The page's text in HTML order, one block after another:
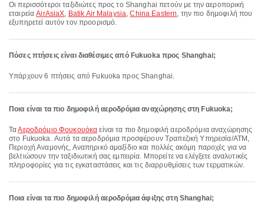
Οι περισσότεροι ταξιδιώτες προς το Shanghai πετούν με την αεροπορική
εταιρείαAirAsiaX, Batik Air Malaysia,China Eastern, την πιο δημοφιλή που
εξυπηρετεί αυτόν τον προορισμό.
Πόσες πτήσεις είναι διαθέσιμες από Fukuoka προς Shanghai;
Υπάρχουν 6 πτήσεις από Fukuoka προς Shanghai.
Ποια είναι τα πιο δημοφιλή αεροδρόμια αναχώρησης στη Fukuoka;
ΤαΑεροδρόμιο Φουκουόκα είναι τα πιο δημοφιλή αεροδρόμια αναχώρησης
στο Fukuoka. Αυτά τα αεροδρόμια προσφέρουν Τραπεζική Υπηρεσία/ΑΤΜ,
Περιοχή Αναμονής, Αναπηρικό αμαξίδιο και πολλές ακόμη παροχές για να
βελτιώσουν την ταξιδιωτική σας εμπειρία. Μπορείτε να ελέγξετε αναλυτικές
πληροφορίες για τις εγκαταστάσεις και τις διαρρυθμίσεις των τερματικών.
Ποια είναι τα πιο δημοφιλή αεροδρόμια άφιξης στη Shanghai;